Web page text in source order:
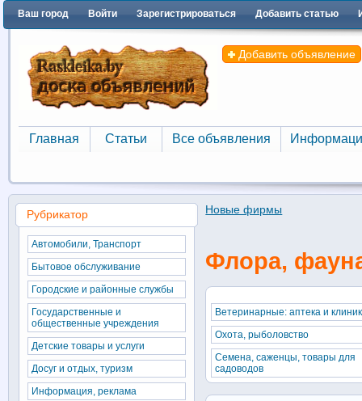
Ваш город Войти Зарегистрироваться Добавить статью
Добавить объявление
Главная
Главная
Статьи
Статьи
Все объявления
Все объявления
Новые фирмы
Флора,
Ветеринарные: аптека и
Охота, рыболовство
Семена, саженцы, товары для
садоводов
Рубрикатор
Автомобили, Транспорт
Бытовое обслуживание
Городские и районные службы
Государственные и
общественные учреждения
Детские товары и услуги
Досуг и отдых, туризм
Информация, реклама